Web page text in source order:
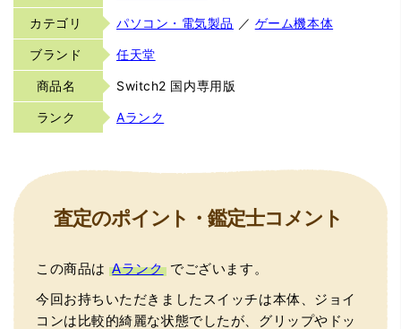
カテゴリ パソコン・電気製品 ／ ゲーム機本体
ブランド 任天堂
商品名 Switch2 国内専用版
ランク Aランク
査定のポイント・鑑定士コメント
この商品はAランクでございます。
今回お持ちいただきましたスイッチは本体、ジョイ
コンは比較的綺麗な状態でしたが、グリップやドッ